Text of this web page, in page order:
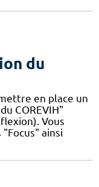
du
en place un
COREVIH"
Vous
ainsi